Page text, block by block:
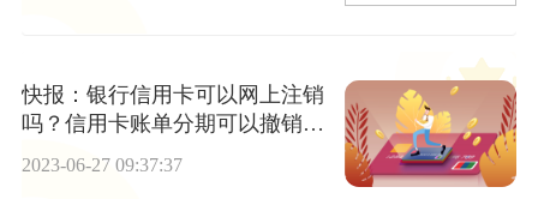
快报：银行信用卡可以网上注销
吗？信用卡账单分期可以撤销
2023-06-27 09:37:37